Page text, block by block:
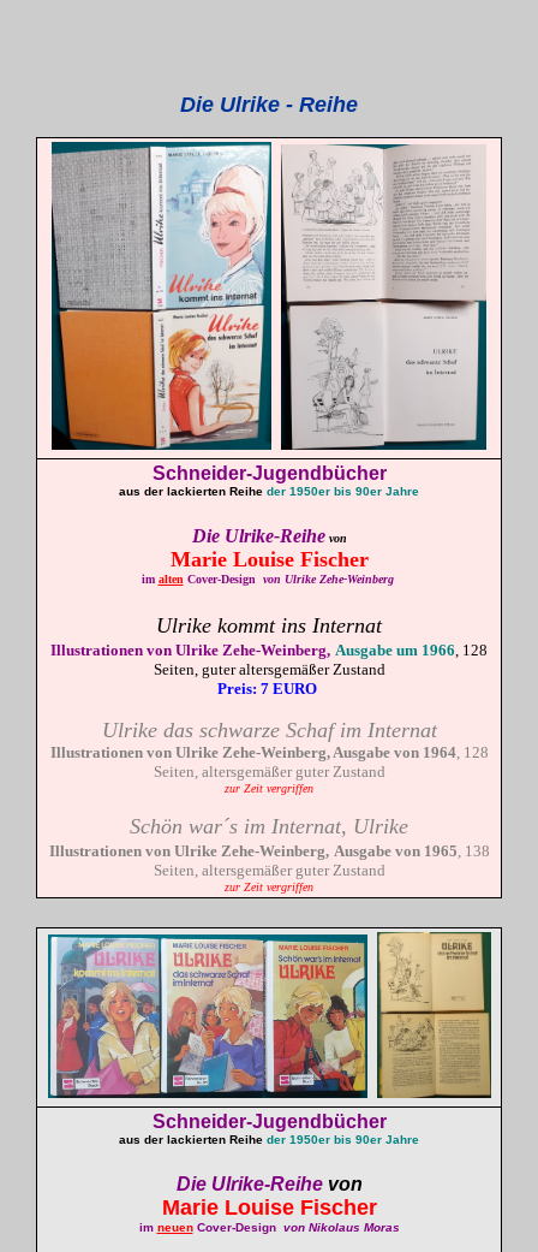
Die Ulrike - Reihe
Schneider-Jugendbücher
aus der lackierten Reihe der 1950er bis 90er Jahre
Die Ulrike-Reihe von
Marie Louise Fischer
im alten Cover-Design von Ulrike Zehe-Weinberg
Ulrike kommt ins Internat
Illustrationen von Ulrike Zehe-Weinberg, Ausgabe um 1966, 128
Seiten, guter altersgemäßer Zustand
Preis: 7 EURO
Ulrike das schwarze Schaf im Internat
Illustrationen von Ulrike Zehe-Weinberg, Ausgabe von 1964, 128
Seiten, altersgemäßer guter Zustand
zur Zeit vergriffen
Schön war´s im Internat, Ulrike
Illustrationen von Ulrike Zehe-Weinberg, Ausgabe von 1965, 138
Seiten, altersgemäßer guter Zustand
zur Zeit vergriffen
Schneider-Jugendbücher
aus der lackierten Reihe der 1950er bis 90er Jahre
Die Ulrike-Reihe von
Marie Louise Fischer
im neuenCover-Design von Nikolaus Moras